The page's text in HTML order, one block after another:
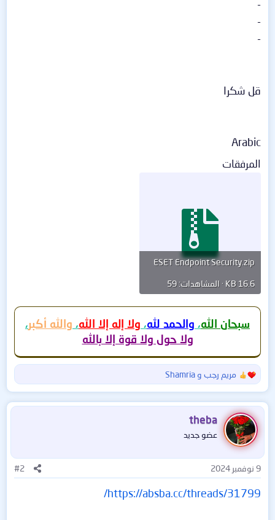
-
-
-
قل شكرا
Arabic
المرفقات
ESET Endpoint Security.zip
16.6 KB · المشاهدات: 59
سبحان الله، والحمد لله، ولا إله إلا الله، والله أكبر،
ولا حول ولا قوة إلا بالله
ا
ل
ت
ف
ا
ع
ا
ت
مريم رجب و Shamria
theba
عضو جديد
9 نوفمبر 2024 #2
https://absba.cc/threads/31799/